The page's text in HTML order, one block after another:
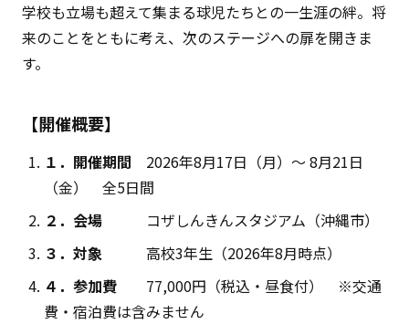
学校も立場も超えて集まる球児たちとの一生涯の絆。将
来のことをともに考え、次のステージへの扉を開きま
す。
【開催概要】
１．開催期間 2026年8月17日（月）〜 8月21日
（金） 全5日間
２．会場 コザしんきんスタジアム（沖縄市）
３．対象 高校3年生（2026年8月時点）
４．参加費 77,000円（税込・昼食付） ※交通
費・宿泊費は含みません